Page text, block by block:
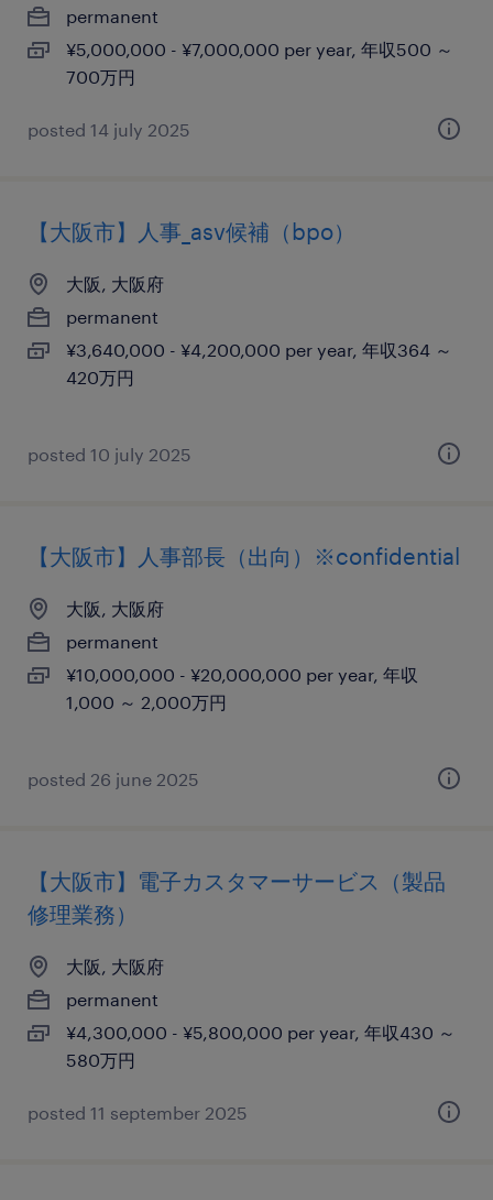
permanent
¥5,000,000 - ¥7,000,000 per year, 年収500 ～
700万円
posted 14 july 2025
【大阪市】人事_asv候補（bpo）
大阪, 大阪府
permanent
¥3,640,000 - ¥4,200,000 per year, 年収364 ～
420万円
posted 10 july 2025
【大阪市】人事部長（出向）※confidential
大阪, 大阪府
permanent
¥10,000,000 - ¥20,000,000 per year, 年収
1,000 ～ 2,000万円
posted 26 june 2025
【大阪市】電子カスタマーサービス（製品
修理業務）
大阪, 大阪府
permanent
¥4,300,000 - ¥5,800,000 per year, 年収430 ～
580万円
posted 11 september 2025